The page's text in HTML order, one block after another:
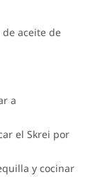
aceite de
a
el Skrei por
y cocinar